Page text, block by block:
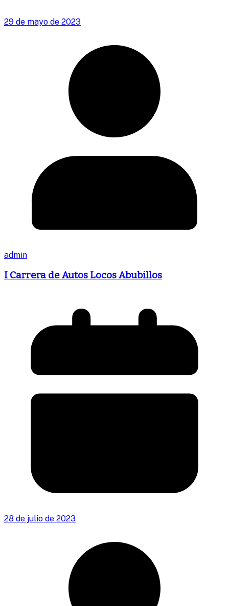
29 de mayo de 2023
admin
I Carrera de Autos Locos Abubillos
28 de julio de 2023